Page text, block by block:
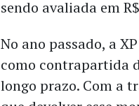
sendo avaliada em
No ano passado, a
como contrapartida
longo prazo. Com a